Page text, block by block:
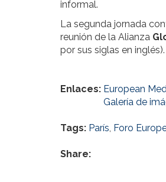
informal.
La segunda jornada
reunión de la Alianza
por sus siglas en
Enlaces: European
Galería de
Tags: París, Foro
Share: